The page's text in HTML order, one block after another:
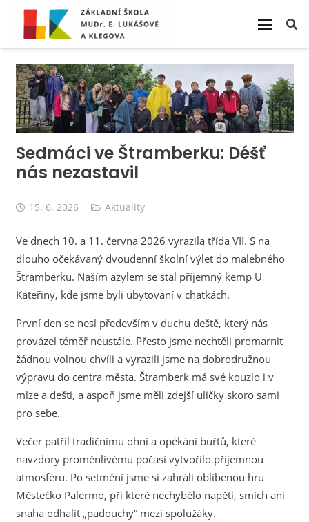
Sedmáci ve Štramberku: Déšť
nás nezastavil
15. 6. 2026 Aktuality
Ve dnech 10. a 11. června 2026 vyrazila třída VII. S na
dlouho očekávaný dvoudenní školní výlet do malebného
Štramberku. Naším azylem se stal příjemný kemp U
Kateřiny, kde jsme byli ubytovaní v chatkách.
První den se nesl především v duchu deště, který nás
provázel téměř neustále. Přesto jsme nechtěli promarnit
žádnou volnou chvíli a vyrazili jsme na dobrodružnou
výpravu do centra města. Štramberk má své kouzlo i v
mlze a dešti, a aspoň jsme měli zdejší uličky skoro sami
pro sebe.
Večer patřil tradičnímu ohni a opékání buřtů, které
navzdory proměnlivému počasí vytvořilo příjemnou
atmosféru. Po setmění jsme si zahráli oblíbenou hru
Městečko Palermo, při které nechybělo napětí, smích ani
snaha odhalit „padouchy“ mezi spolužáky.